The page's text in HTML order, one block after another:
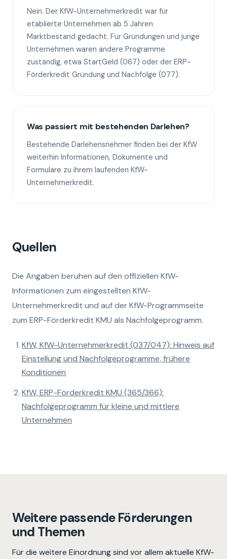
Nein. Der KfW-Unternehmerkredit war für
etablierte Unternehmen ab 5 Jahren
Marktbestand gedacht. Für Gründungen und junge
Unternehmen waren andere Programme
zuständig, etwa StartGeld (067) oder der ERP-
Förderkredit Gründung und Nachfolge (077).
Was passiert mit bestehenden Darlehen?
Bestehende Darlehensnehmer finden bei der KfW
weiterhin Informationen, Dokumente und
Formulare zu ihrem laufenden KfW-
Unternehmerkredit.
Quellen
Die Angaben beruhen auf den offiziellen KfW-
Informationen zum eingestellten KfW-
Unternehmerkredit und auf der KfW-Programmseite
zum ERP-Förderkredit KMU als Nachfolgeprogramm.
KfW, KfW-Unternehmerkredit (037/047): Hinweis auf
Einstellung und Nachfolgeprogramme, frühere
Konditionen
KfW, ERP-Förderkredit KMU (365/366):
Nachfolgeprogramm für kleine und mittlere
Unternehmen
Weitere passende Förderungen
und Themen
Für die weitere Einordnung sind vor allem aktuelle KfW-